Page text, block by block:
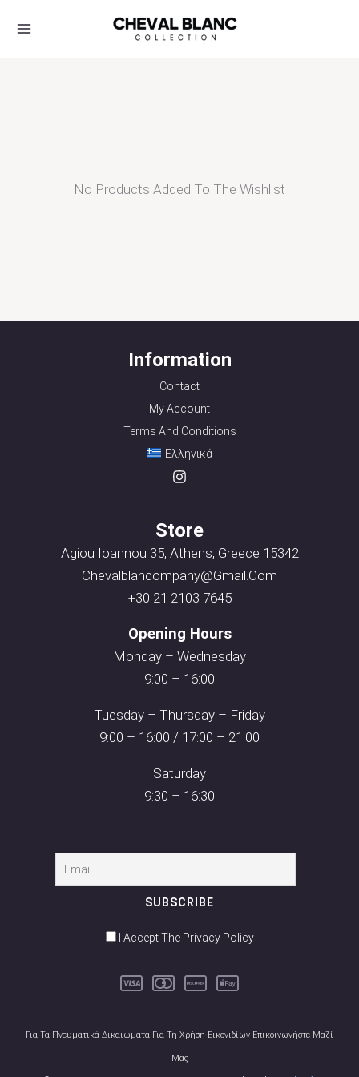
No Products Added To The Wishlist
Information
Contact
My Account
Terms And Conditions
Ελληνικά
Store
Agiou Ioannou 35, Athens, Greece 15342
Chevalblancompany@gmail.com
+30 21 2103 7645
Opening Hours
Monday – Wednesday
9:00 – 16:00
Tuesday – Thursday – Friday
9:00 – 16:00 / 17:00 – 21:00
Saturday
9:30 – 16:30
I Accept The Privacy Policy
Για Τα Πνευματικά Δικαιώματα Για Τη Χρήση Εικονιδίων Επικοινωνήστε Μαζί
Μας